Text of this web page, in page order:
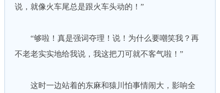
说，就像火车尾总是跟火车头动的！”
“够啦！真是强词夺理！说！为什么要嘲笑我？再
不老老实实地给我说，我这把刀可就不客气啦！”
这时一边站着的东麻和猿川怕事情闹大，影响全